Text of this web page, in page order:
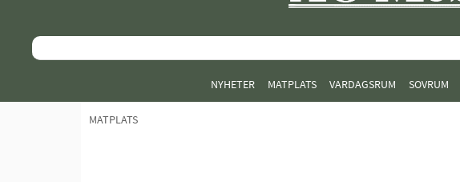
NYHETER MATPLATS VARDAGSRUM SOVRUM
MATPLATS